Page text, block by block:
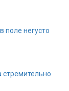
поле негусто
стремительно